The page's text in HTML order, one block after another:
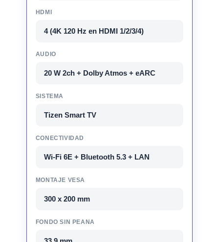
HDMI
4 (4K 120 Hz en HDMI 1/2/3/4)
AUDIO
20 W 2ch + Dolby Atmos + eARC
SISTEMA
Tizen Smart TV
CONECTIVIDAD
Wi-Fi 6E + Bluetooth 5.3 + LAN
MONTAJE VESA
300 x 200 mm
FONDO SIN PEANA